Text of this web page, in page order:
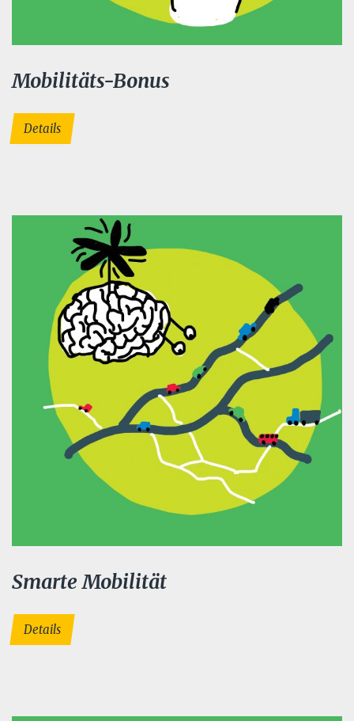
Mobilitäts-Bonus
Details
Smarte Mobilität
Details